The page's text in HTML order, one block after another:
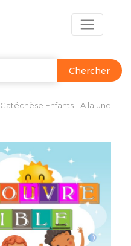
Chercher
Catéchèse Enfants - A la une